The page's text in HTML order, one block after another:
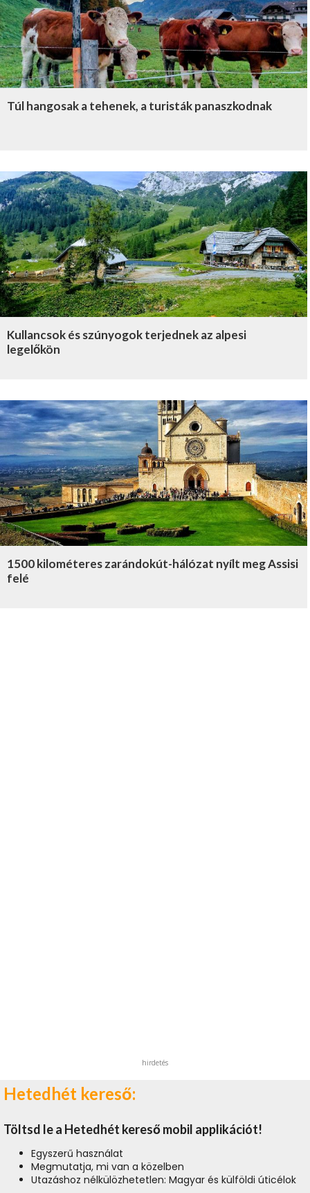
Túl hangosak a tehenek, a turisták panaszkodnak
Kullancsok és szúnyogok terjednek az alpesi
legelőkön
1500 kilométeres zarándokút-hálózat nyílt meg Assisi
felé
hirdetés
Hetedhét kereső:
Töltsd le a Hetedhét kereső mobil applikációt!
Egyszerű használat
Megmutatja, mi van a közelben
Utazáshoz nélkülözhetetlen: Magyar és külföldi úticélok